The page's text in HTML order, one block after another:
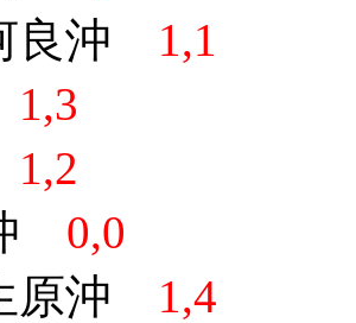
良沖 1,1
1,3
1,2
0,0
原沖 1,4